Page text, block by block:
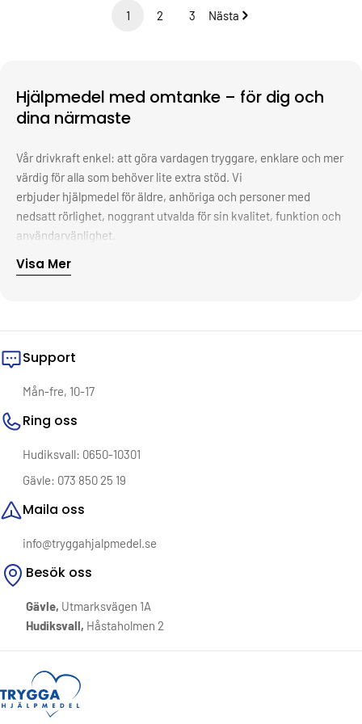
1 2 3 Nästa
Hjälpmedel med omtanke – för dig och
dina närmaste
Vår drivkraft enkel: att göra vardagen tryggare, enklare och mer
värdig för alla som behöver lite extra stöd. Vi
erbjuder hjälpmedel för äldre, anhöriga och personer med
nedsatt rörlighet, noggrant utvalda för sin kvalitet, funktion och
användarvänlighet.
Bakom varje produkt finns ett syfte – att ge människor frihet,
ergonomiska köksredskap, vill vi att du ska känna dig trygg i ditt
val. Därför samarbetar vi bara med pålitliga leverantörer, ställer
alltid med hjärtat först.
Vi vet att det ofta är i det lilla förändringen sker. En tryggare
Välkommen till Trygga Hjälpmedel – där omtanke möter
Visa Mer
Support
Mån-fre, 10-17
Ring oss
Hudiksvall: 0650-10301
Gävle: 073 850 25 19
Maila oss
info@tryggahjalpmedel.se
Besök oss
Gävle, Utmarksvägen 1A
Hudiksvall, Håstaholmen 2